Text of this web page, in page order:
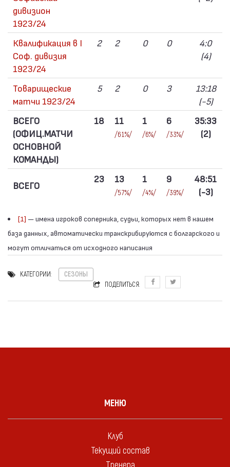
дивизион
1923/24
Квалификация в I
Соф. дивизия
1923/24
2 2 0 0
4:0
(4)
Товарищеские
матчи 1923/24
5 2 0 3
13:18
(-5)
ВСЕГО
(ОФИЦ.МАТЧИ
ОСНОВНОЙ
КОМАНДЫ)
18 11
/61%/
1
/6%/
6
/33%/
35:33
(2)
ВСЕГО
23 13
/57%/
1
/4%/
9
/39%/
48:51
(-3)
[1] — имена игроков соперника, судьи, которых нет в нашем
база данных, автоматически транскрибируются с болгарского и
могут отличаться от исходного написания
КАТЕГОРИИ:
СЕЗОНЫ
ПОДЕЛИТЬСЯ:
МЕНЮ
Клуб
Текущий состав